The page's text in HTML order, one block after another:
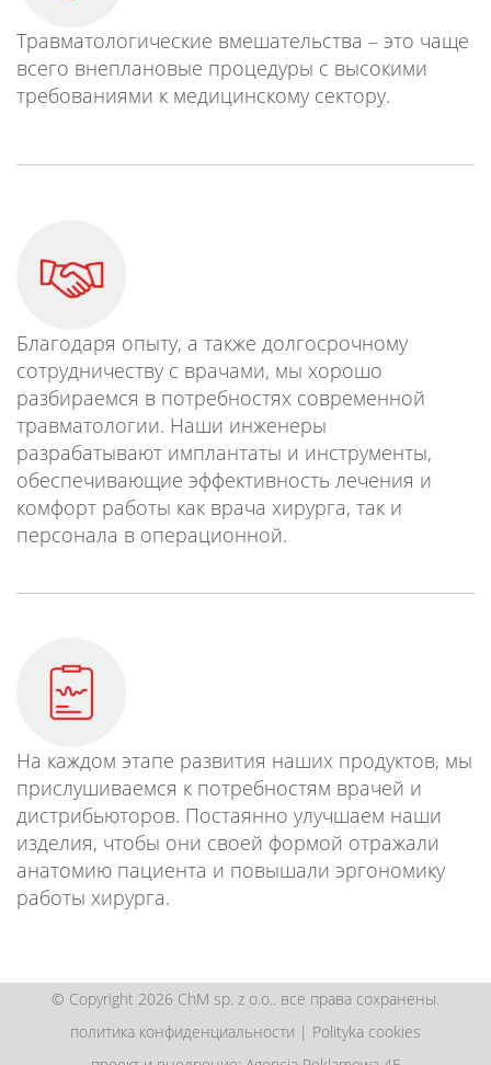
Травматологические вмешательства – это чаще
всего внеплановые процедуры с высокими
требованиями к медицинскому сектору.
Благодаря опыту, а также долгосрочному
сотрудничеству с врачами, мы хорошо
разбираемся в потребностях современной
травматологии. Наши инженеры
разрабатывают имплантаты и инструменты,
обеспечивающие эффективность лечения и
комфорт работы как врача хирурга, так и
персонала в операционной.
На каждом этапе развития наших продуктов, мы
прислушиваемся к потребностям врачей и
дистрибьюторов. Постаянно улучшаем наши
изделия, чтобы они своей формой отражали
анатомию пациента и повышали эргономику
работы хирурга.
© Copyright 2026 ChM sp. z o.o.. все права сохранены.
политика конфиденциальности | Polityka cookies